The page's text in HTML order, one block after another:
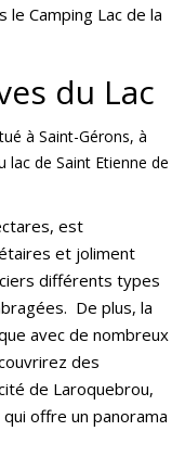
Camping Lac de la
du Lac
à Saint-Gérons, à
lac de Saint Etienne de
est
et joliment
différents types
De plus, la
avec de nombreux
des
de Laroquebrou,
qui offre un panorama